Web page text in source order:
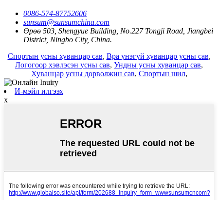
0086-574-87752606
sunsum@sunsumchina.com
Өрөө 503, Shengyue Building, No.227 Tongji Road, Jiangbei
District, Ningbo City, China.
Спортын усны хуванцар сав, Bpa үнэгүй хуванцар усны сав,
Логогоор хэвлэсэн усны сав, Ундны усны хуванцар сав,
Хуванцар усны дөрвөлжин сав, Спортын шил,
И-мэйл илгээх
x